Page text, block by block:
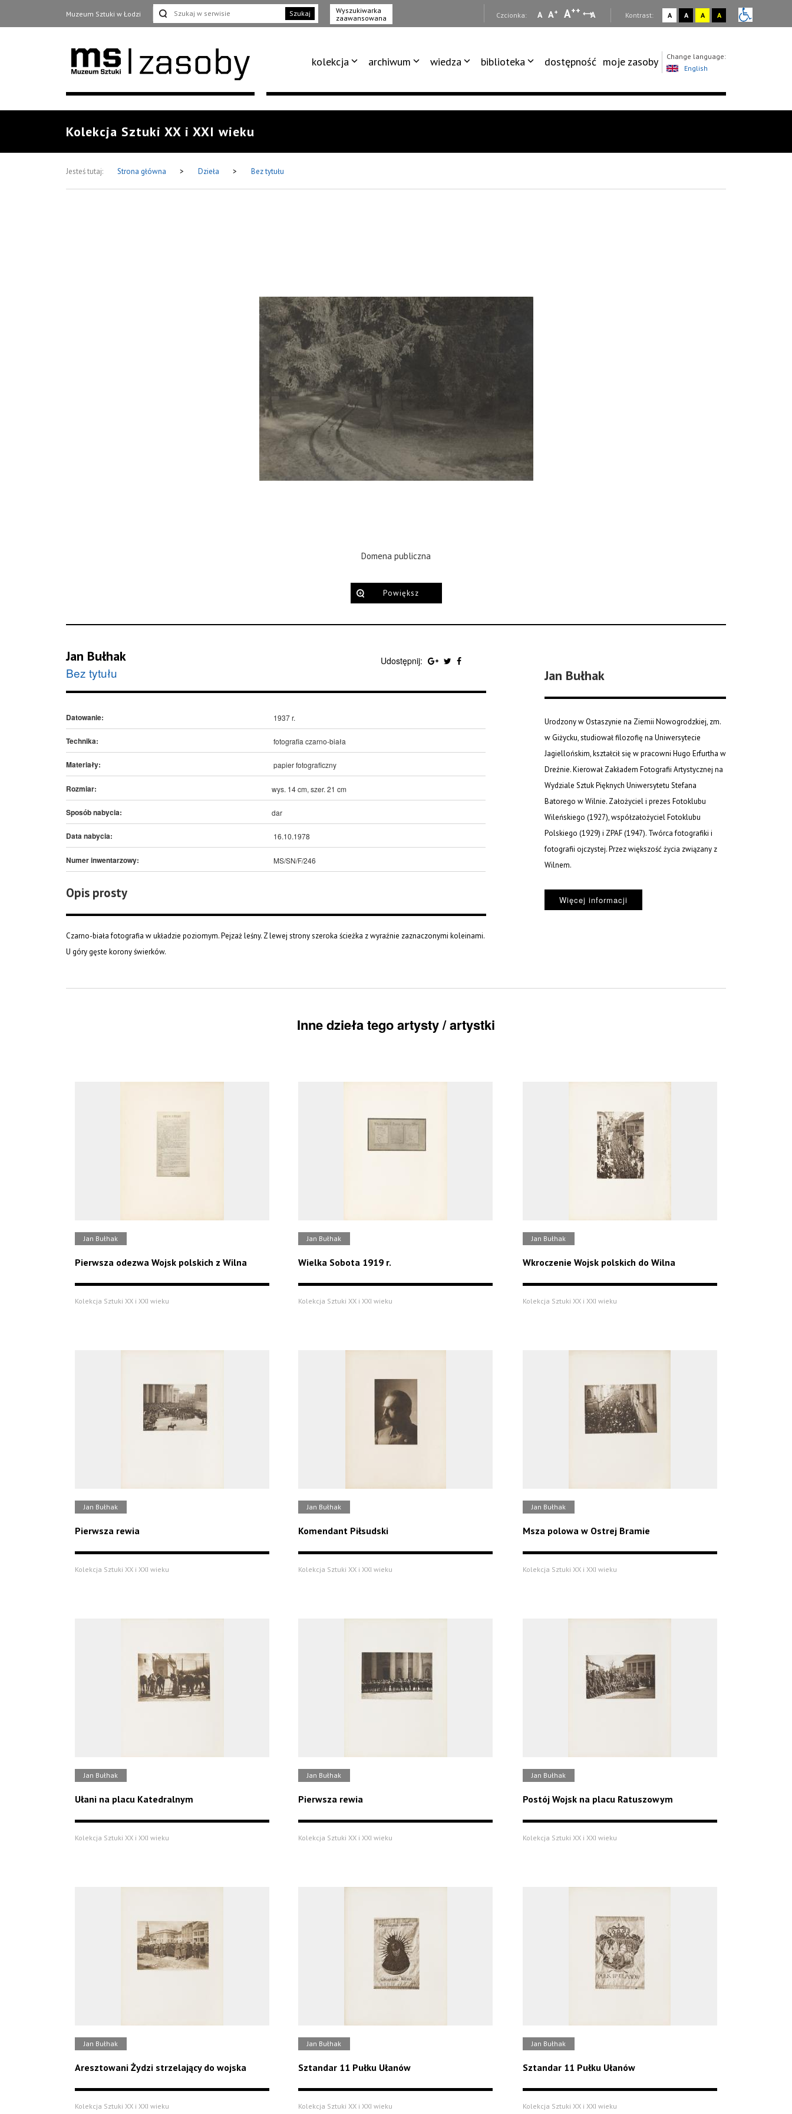
Muzeum Sztuki w Łodzi Szukaj
Wyszukiwarka
zaawansowana
Czcionka: A A+ A++ A Kontrast: A A A A
kolekcja archiwum wiedza biblioteka dostępność moje zasoby
Change language:
English
Kolekcja Sztuki XX i XXI wieku
Jesteś tutaj: Strona główna > Dzieła > Bez tytułu
Domena publiczna
Powiększ
Jan Bułhak
Bez tytułu
Udostępnij:
Datowanie: 1937 r.
Technika: fotografia czarno-biała
Materiały: papier fotograficzny
Rozmiar: wys. 14 cm, szer. 21 cm
Sposób nabycia: dar
Data nabycia: 16.10.1978
Numer inwentarzowy: MS/SN/F/246
Opis prosty
Czarno-biała fotografia w układzie poziomym. Pejzaż leśny. Z lewej strony szeroka ścieżka z wyraźnie zaznaczonymi koleinami.
U góry gęste korony świerków.
Jan Bułhak
Urodzony w Ostaszynie na Ziemii Nowogrodzkiej, zm.
w Giżycku, studiował filozofię na Uniwersytecie
Jagiellońskim, kształcił się w pracowni Hugo Erfurtha w
Dreźnie. Kierował Zakładem Fotografii Artystycznej na
Wydziale Sztuk Pięknych Uniwersytetu Stefana
Batorego w Wilnie. Założyciel i prezes Fotoklubu
Wileńskiego (1927), współzałożyciel Fotoklubu
Polskiego (1929) i ZPAF (1947). Twórca fotografiki i
fotografii ojczystej. Przez większość życia związany z
Wilnem.
Więcej informacji
Inne dzieła tego artysty / artystki
Jan Bułhak
Pierwsza odezwa Wojsk polskich z Wilna
Kolekcja Sztuki XX i XXI wieku
Jan Bułhak
Wielka Sobota 1919 r.
Kolekcja Sztuki XX i XXI wieku
Jan Bułhak
Wkroczenie Wojsk polskich do Wilna
Kolekcja Sztuki XX i XXI wieku
Jan Bułhak
Pierwsza rewia
Kolekcja Sztuki XX i XXI wieku
Jan Bułhak
Komendant Piłsudski
Kolekcja Sztuki XX i XXI wieku
Jan Bułhak
Msza polowa w Ostrej Bramie
Kolekcja Sztuki XX i XXI wieku
Jan Bułhak
Ułani na placu Katedralnym
Kolekcja Sztuki XX i XXI wieku
Jan Bułhak
Pierwsza rewia
Kolekcja Sztuki XX i XXI wieku
Jan Bułhak
Postój Wojsk na placu Ratuszowym
Kolekcja Sztuki XX i XXI wieku
Jan Bułhak
Aresztowani Żydzi strzelający do wojska
Kolekcja Sztuki XX i XXI wieku
Jan Bułhak
Sztandar 11 Pułku Ułanów
Kolekcja Sztuki XX i XXI wieku
Jan Bułhak
Sztandar 11 Pułku Ułanów
Kolekcja Sztuki XX i XXI wieku